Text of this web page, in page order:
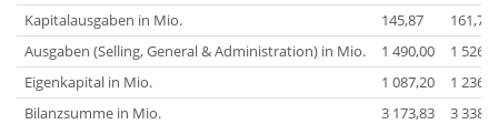
Kapitalausgaben in Mio.
145,87
161,78
Ausgaben (Selling, General & Administration) in Mio.
1 490,00
1
Eigenkapital in Mio.
1 087,20
1
Bilanzsumme in Mio.
3 173,83
3